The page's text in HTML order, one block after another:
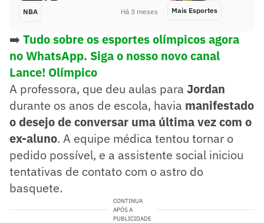
NBA Há 3 meses Mais Esportes
➡️ Tudo sobre os esportes olímpicos agora
no WhatsApp. Siga o nosso novo canal
Lance! Olímpico
A professora, que deu aulas para Jordan
durante os anos de escola, havia manifestado
o desejo de conversar uma última vez com o
ex-aluno. A equipe médica tentou tornar o
pedido possível, e a assistente social iniciou
tentativas de contato com o astro do
basquete.
CONTINUA
APÓS A
PUBLICIDADE